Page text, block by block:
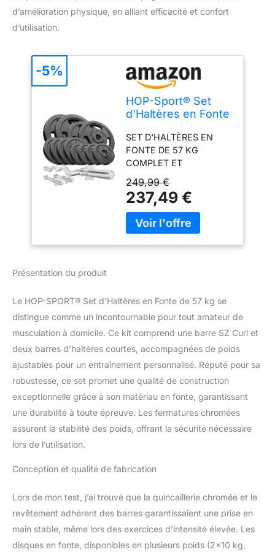
d’amélioration physique, en alliant efficacité et confort
d’utilisation.
HOP-Sport® Set
d'Haltères en Fonte
Ensemble de
Barres SZ-Curl,
Courtes, Kit de
Disques de Poids
Ajustables pour
Musculation à
Domicile,
Fermetures
Chromées, Noir
SET D'HALTÈRES EN
FONTE DE 57 KG
COMPLET ET
Curl-SZ 120 cm / 30 mm,
2 x barres d'haltères
courtes 40 cm, 6
fermetures en étoile
renforcer tous les
groupes musculaires.
MATÉRIAUX DURABLES
ET RÉSISTANTS: Les
disques en fonte pleine,
dotés d'une surface
laquée, sont protégés
contre les rayures et les
éclats. Leur robustesse
exceptionnelle, même
D'HALTÈRE AVEC
La barre d'haltères est
fabriquée en acier massif
chromé. Elle est dotée de
croix qui empêchent le
249,99 €
237,49 €
-5%
Présentation du produit
Le HOP-SPORT® Set d’Haltères en Fonte de 57 kg se
distingue comme un incontournable pour tout amateur de
musculation à domicile. Ce kit comprend une barre SZ Curl et
deux barres d’haltères courtes, accompagnées de poids
ajustables pour un entraînement personnalisé. Réputé pour sa
robustesse, ce set promet une qualité de construction
exceptionnelle grâce à son matériau en fonte, garantissant
une durabilité à toute épreuve. Les fermatures chromées
assurent la stabilité des poids, offrant la sécurité nécessaire
lors de l’utilisation.
Conception et qualité de fabrication
Lors de mon test, j’ai trouvé que la quincaillerie chromée et le
revêtement adhérent des barres garantissaient une prise en
main stable, même lors des exercices d’intensité élevée. Les
disques en fonte, disponibles en plusieurs poids (2×10 kg,